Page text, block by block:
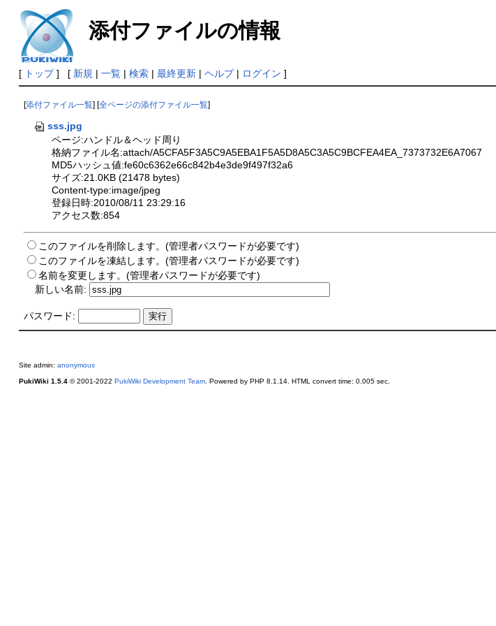
添付ファイルの情報
[ トップ] [ 新規 | 一覧| 検索| 最終更新| ヘルプ| ログイン ]
[添付ファイル一覧] [全ページの添付ファイル一覧]
sss.jpg
ページ:ハンドル＆ヘッド周り
格納ファイル名:attach/A5CFA5F3A5C9A5EBA1F5A5D8A5C3A5C9BCFEA4EA_7373732E6A7067
MD5ハッシュ値:fe60c6362e66c842b4e3de9f497f32a6
サイズ:21.0KB (21478 bytes)
Content-type:image/jpeg
登録日時:2010/08/11 23:29:16
アクセス数:854
このファイルを削除します。(管理者パスワードが必要です)
このファイルを凍結します。(管理者パスワードが必要です)
名前を変更します。(管理者パスワードが必要です)
新しい名前:
パスワード:
Site admin: anonymous
PukiWiki 1.5.4© 2001-2022 PukiWiki Development Team. Powered by PHP 8.1.14. HTML convert time: 0.005 sec.